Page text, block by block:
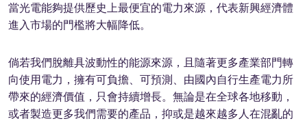
當光電能夠提供歷史上最便宜的電力來源，代表新興經濟體
進入市場的門檻將大幅降低。
倘若我們脫離具波動性的能源來源，且隨著更多產業部門轉
向使用電力，擁有可負擔、可預測、由國內自行生產電力所
帶來的經濟價值，只會持續增長。無論是在全球各地移動，
或者製造更多我們需要的產品，抑或是越來越多人在混亂的